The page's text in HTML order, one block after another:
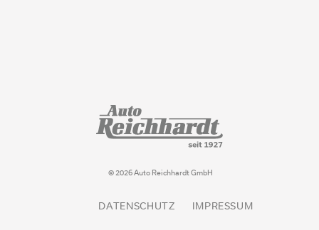
© 2026 Auto Reichhardt GmbH
DATENSCHUTZ IMPRESSUM